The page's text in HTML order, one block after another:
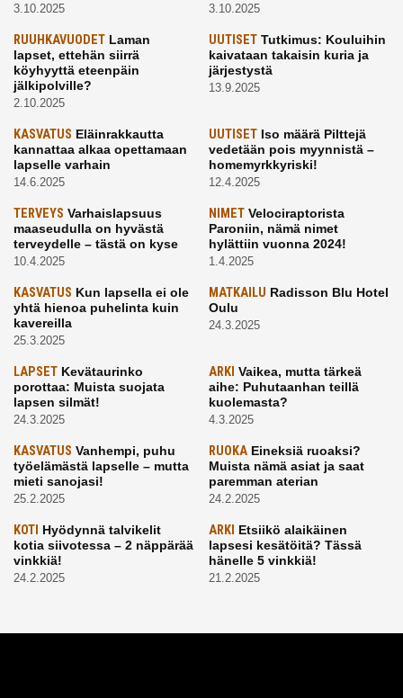
3.10.2025 3.10.2025
RUUHKAVUODET Laman
lapset, ettehän siirrä
köyhyyttä eteenpäin
jälkipolville?
2.10.2025
UUTISETTutkimus: Kouluihin
kaivataan takaisin kuria ja
järjestystä
13.9.2025
KASVATUS Eläinrakkautta
kannattaa alkaa opettamaan
lapselle varhain
14.6.2025
UUTISETIso määrä Pilttejä
vedetään pois myynnistä –
homemyrkkyriski!
12.4.2025
TERVEYS Varhaislapsuus
maaseudulla on hyvästä
terveydelle – tästä on kyse
10.4.2025
NIMETVelociraptorista
Paroniin, nämä nimet
hylättiin vuonna 2024!
1.4.2025
KASVATUS Kun lapsella ei ole
yhtä hienoa puhelinta kuin
kavereilla
25.3.2025
MATKAILU Radisson Blu Hotel
Oulu
24.3.2025
LAPSET Kevätaurinko
porottaa: Muista suojata
lapsen silmät!
24.3.2025
ARKI Vaikea, mutta tärkeä
aihe: Puhutaanhan teillä
kuolemasta?
4.3.2025
KASVATUS Vanhempi, puhu
työelämästä lapselle – mutta
mieti sanojasi!
25.2.2025
RUOKAEineksiä ruoaksi?
Muista nämä asiat ja saat
paremman aterian
24.2.2025
KOTI Hyödynnä talvikelit
kotia siivotessa – 2 näppärää
vinkkiä!
24.2.2025
ARKI Etsiikö alaikäinen
lapsesi kesätöitä? Tässä
hänelle 5 vinkkiä!
21.2.2025